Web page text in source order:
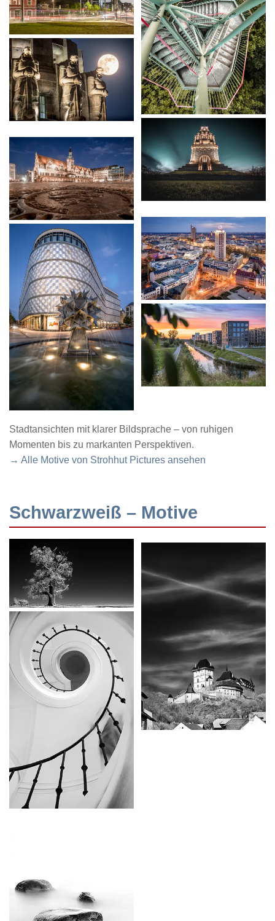
Stadtansichten mit klarer Bildsprache – von ruhigen
Momenten bis zu markanten Perspektiven.
→ Alle Motive von Strohhut Pictures ansehen
Schwarzweiß – Motive